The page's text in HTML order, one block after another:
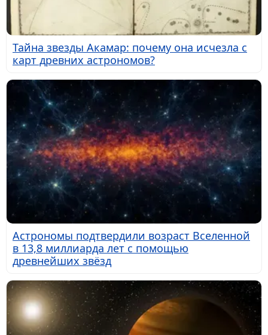
Тайна звезды Акамар: почему она исчезла с
карт древних астрономов?
Астрономы подтвердили возраст Вселенной
в 13,8 миллиарда лет с помощью
древнейших звёзд